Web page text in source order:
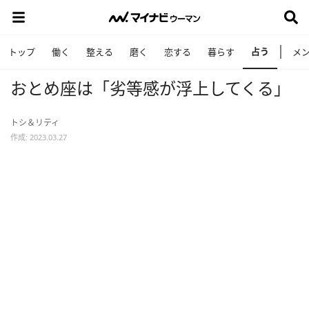
トップ 働く 整える 磨く 恋する 暮らす 占う メ
おとめ座は「劣等感が浮上してくる」
トシ＆リティ
作成: 2023.03.27